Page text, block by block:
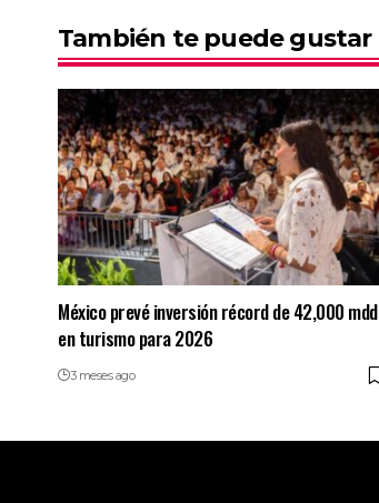
También te puede gustar
México prevé inversión récord de 42,000 mdd
en turismo para 2026
3 meses ago